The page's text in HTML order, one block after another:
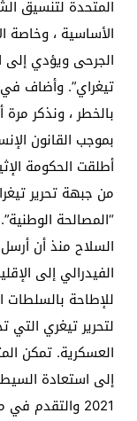
المتحدة لتنسيق
الأساسية ، وخاصة
الجرحى ويؤدي
تيغراي”. وأضاف في
بالخطر ، ونذكر مرة
بموجب القانون
أطلقت الحكومة
من جبهة تحرير
“المصالحة
السلاح منذ أن
للإطاحة بالسلطات
لتحرير تيغري
العسكرية. تمكن
إلى استعادة
2021